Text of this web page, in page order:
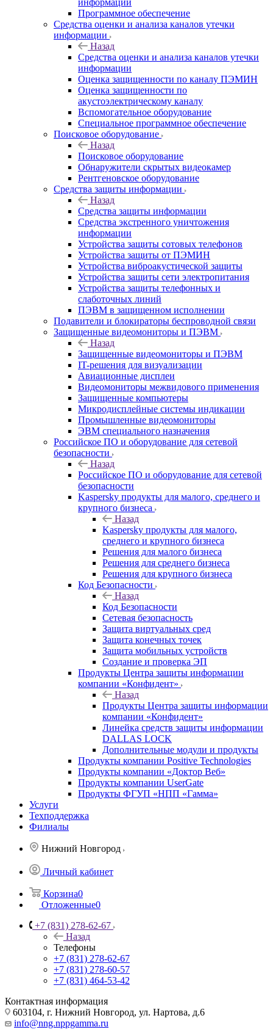
информации
Программное обеспечение
Средства оценки и анализа каналов утечки
информации
Назад
Средства оценки и анализа каналов утечки
информации
Оценка защищенности по каналу ПЭМИН
Оценка защищенности по
акустоэлектрическому каналу
Вспомогательное оборудование
Специальное программное обеспечение
Поисковое оборудование
Назад
Поисковое оборудование
Обнаружители скрытых видеокамер
Рентгеновское оборудование
Средства защиты информации
Назад
Средства защиты информации
Средства экстренного уничтожения
информации
Устройства защиты сотовых телефонов
Устройства защиты от ПЭМИН
Устройства виброакустической защиты
Устройства защиты сети электропитания
Устройства защиты телефонных и
слаботочных линий
ПЭВМ в защищенном исполнении
Подавители и блокираторы беспроводной связи
Защищенные видеомониторы и ПЭВМ
Назад
Защищенные видеомониторы и ПЭВМ
IT-решения для визуализации
Авиационные дисплеи
Видеомониторы межвидового применения
Защищенные компьютеры
Микродисплейные системы индикации
Промышленные видеомониторы
ЭВМ специального назначения
Российское ПО и оборудование для сетевой
безопасности
Назад
Российское ПО и оборудование для сетевой
безопасности
Kaspersky продукты для малого, среднего и
крупного бизнеса
Назад
Kaspersky продукты для малого,
среднего и крупного бизнеса
Решения для малого бизнеса
Решения для среднего бизнеса
Решения для крупного бизнеса
Код Безопасности
Назад
Код Безопасности
Сетевая безопасность
Защита виртуальных сред
Защита конечных точек
Защита мобильных устройств
Создание и проверка ЭП
Продукты Центра защиты информации
компании «Конфидент»
Назад
Продукты Центра защиты информации
компании «Конфидент»
Линейка средств защиты информации
DALLAS LOCK
Дополнительные модули и продукты
Продукты компании Positive Technologies
Продукты компании «Доктор Веб»
Продукты компании UserGate
Продукты ФГУП «НПП «Гамма»
Услуги
Техподдержка
Филиалы
Нижний Новгород
Личный кабинет
Корзина0
Отложенные0
+7 (831) 278-62-67
Назад
Телефоны
+7 (831) 278-62-67
+7 (831) 278-60-57
+7 (831) 464-53-42
Контактная информация
603104, г. Нижний Новгород, ул. Нартова, д.6
info@nng.nppgamma.ru